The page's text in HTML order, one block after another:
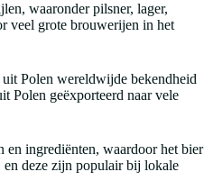
waaronder pilsner, lager,
veel grote brouwerijen in het
Polen wereldwijde bekendheid
Polen geëxporteerd naar vele
ingrediënten, waardoor het bier
deze zijn populair bij lokale